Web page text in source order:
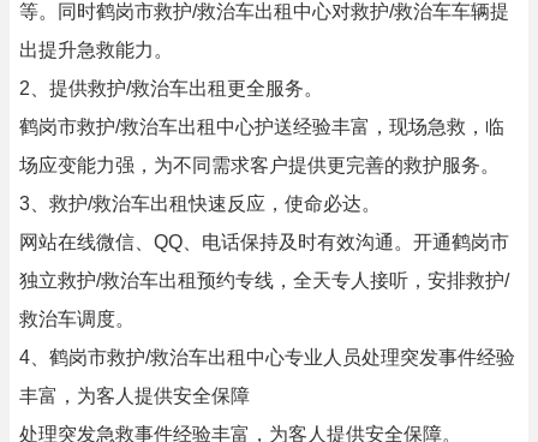
等。同时鹤岗市救护/救治车出租中心对救护/救治车车辆提
出提升急救能力。
2、提供救护/救治车出租更全服务。
鹤岗市救护/救治车出租中心护送经验丰富，现场急救，临
场应变能力强，为不同需求客户提供更完善的救护服务。
3、救护/救治车出租快速反应，使命必达。
网站在线微信、QQ、电话保持及时有效沟通。开通鹤岗市
独立救护/救治车出租预约专线，全天专人接听，安排救护/
救治车调度。
4、鹤岗市救护/救治车出租中心专业人员处理突发事件经验
丰富，为客人提供安全保障
处理突发急救事件经验丰富，为客人提供安全保障。